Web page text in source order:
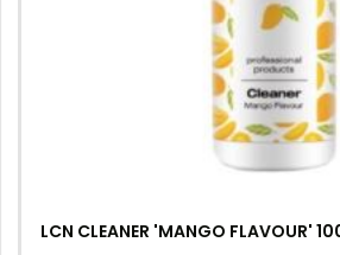
LCN CLEANER 'MANGO FLAVOUR'